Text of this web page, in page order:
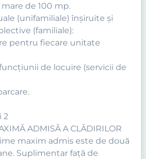
de 100 mp.
(unifamiliale) înşiruite şi
(familiale):
pentru fiecare unitate
de locuire (servicii de
2
ADMISĂ A CLĂDIRILOR
maxim admis este de două
Suplimentar faţă de